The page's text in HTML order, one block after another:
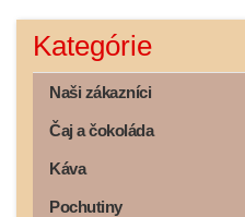
Kategórie
Naši zákazníci
Čaj a čokoláda
Káva
Pochutiny